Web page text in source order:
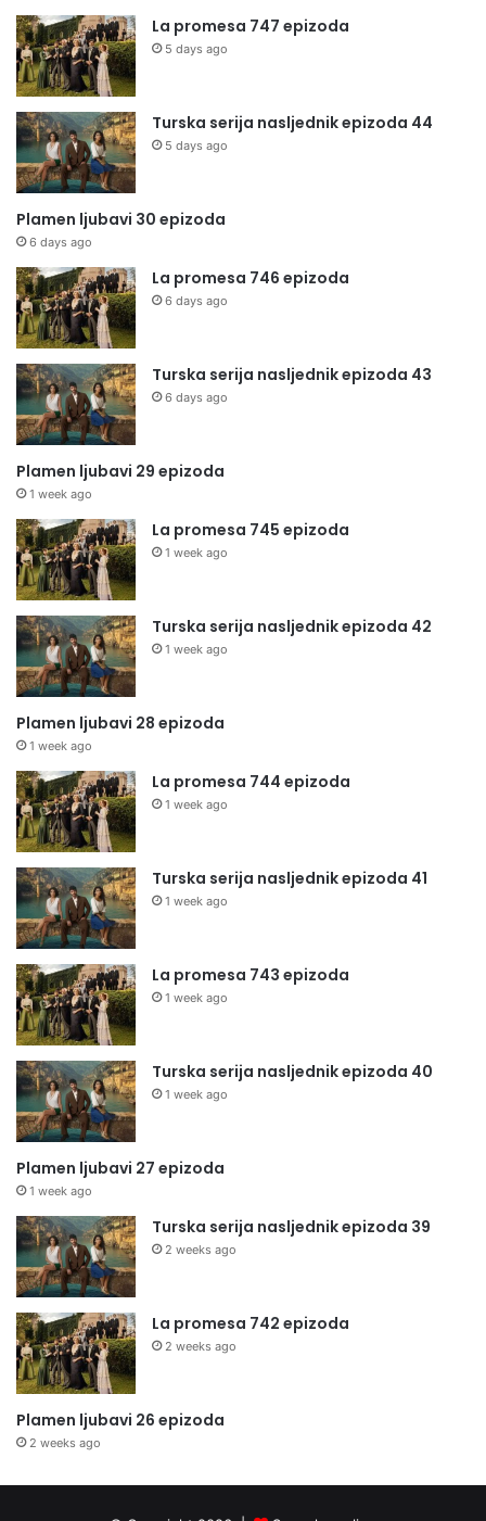
La promesa 747 epizoda
5 days ago
Turska serija nasljednik epizoda 44
5 days ago
Plamen ljubavi 30 epizoda
6 days ago
La promesa 746 epizoda
6 days ago
Turska serija nasljednik epizoda 43
6 days ago
Plamen ljubavi 29 epizoda
1 week ago
La promesa 745 epizoda
1 week ago
Turska serija nasljednik epizoda 42
1 week ago
Plamen ljubavi 28 epizoda
1 week ago
La promesa 744 epizoda
1 week ago
Turska serija nasljednik epizoda 41
1 week ago
La promesa 743 epizoda
1 week ago
Turska serija nasljednik epizoda 40
1 week ago
Plamen ljubavi 27 epizoda
1 week ago
Turska serija nasljednik epizoda 39
2 weeks ago
La promesa 742 epizoda
2 weeks ago
Plamen ljubavi 26 epizoda
2 weeks ago